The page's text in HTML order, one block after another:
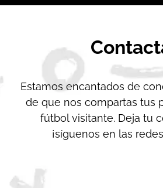
Estamos encantados de
de que nos compartas tus
fútbol visitante. Deja tu
¡síguenos en las